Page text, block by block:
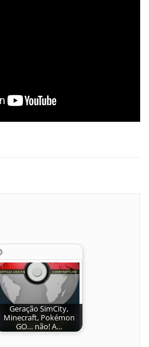
Geração SimCity,
Minecraft, Pokémon
GO… não! A…